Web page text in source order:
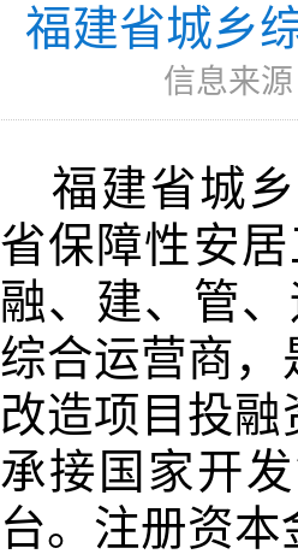
福建省城乡
信息来
福建省城
省保障性安
融、建、管
综合运营商
改造项目投
承接国家开
台。注册资